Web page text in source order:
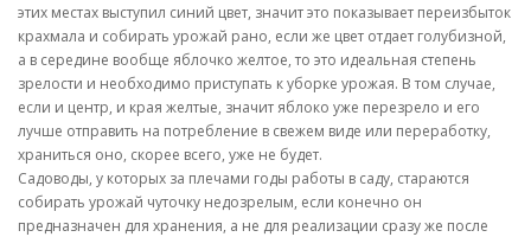
этих местах выступил синий цвет, значит это показывает переизбыток
крахмала и собирать урожай рано, если же цвет отдает голубизной,
а в середине вообще яблочко желтое, то это идеальная степень
зрелости и необходимо приступать к уборке урожая. В том случае,
если и центр, и края желтые, значит яблоко уже перезрело и его
лучше отправить на потребление в свежем виде или переработку,
храниться оно, скорее всего, уже не будет.
Садоводы, у которых за плечами годы работы в саду, стараются
собирать урожай чуточку недозрелым, если конечно он
предназначен для хранения, а не для реализации сразу же после